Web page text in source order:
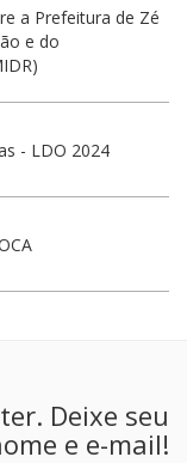
a Prefeitura de Zé
e do
- LDO 2024
Deixe seu
e e-mail!